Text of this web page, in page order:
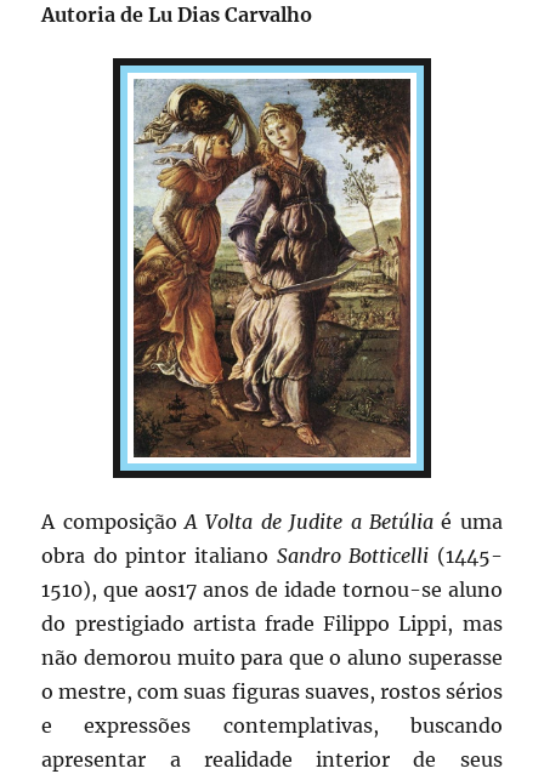
Autoria de Lu Dias Carvalho
A composiçãoA Volta de Judite a Betúliaé uma
obra do pintor italiano Sandro Botticelli (1445-
1510), que aos17 anos de idade tornou-se aluno
do prestigiado artista frade Filippo Lippi, mas
não demorou muito para que o aluno superasse
o mestre, com suas figuras suaves, rostos sérios
e expressões contemplativas, buscando
apresentar a realidade interior de seus